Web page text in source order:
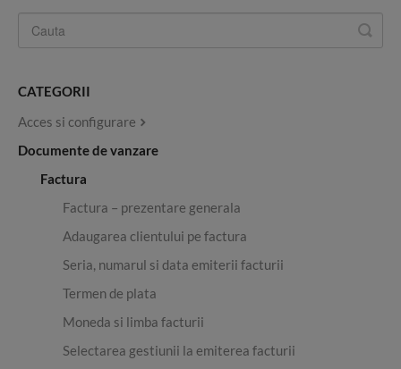
CATEGORII
Acces si configurare
Documente de vanzare
Factura
Factura – prezentare generala
Adaugarea clientului pe factura
Seria, numarul si data emiterii facturii
Termen de plata
Moneda si limba facturii
Selectarea gestiunii la emiterea facturii